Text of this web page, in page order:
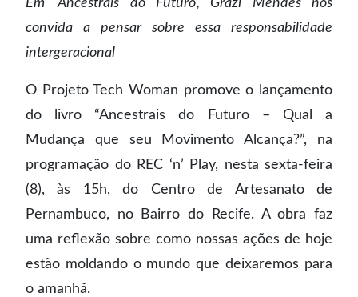
Em ‘Ancestrais do Futuro’, Grazi Mendes nos
convida a pensar sobre essa responsabilidade
intergeracional
O Projeto Tech Woman promove o lançamento
do livro “Ancestrais do Futuro – Qual a
Mudança que seu Movimento Alcança?”, na
programação do REC ‘n’ Play, nesta sexta-feira
(8), às 15h, do Centro de Artesanato de
Pernambuco, no Bairro do Recife. A obra faz
uma reflexão sobre como nossas ações de hoje
estão moldando o mundo que deixaremos para
o amanhã.